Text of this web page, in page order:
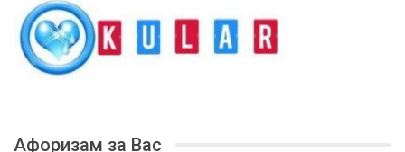
Афоризам за Вас